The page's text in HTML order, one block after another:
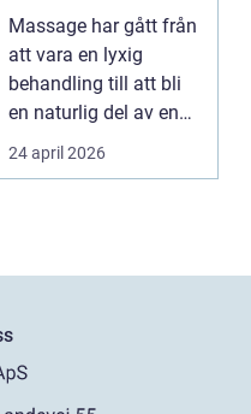
och mer energi i
vardagen
Massage har gått från
att vara en lyxig
behandling till att bli
en naturlig del av en
hållbar livsst...
24 april 2026